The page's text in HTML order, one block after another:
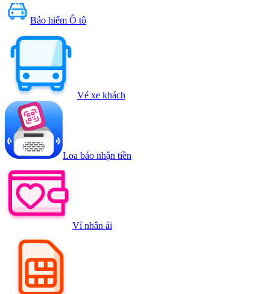
Bảo hiểm Ô tô
Vé xe khách
Loa báo nhận tiền
Ví nhân ái